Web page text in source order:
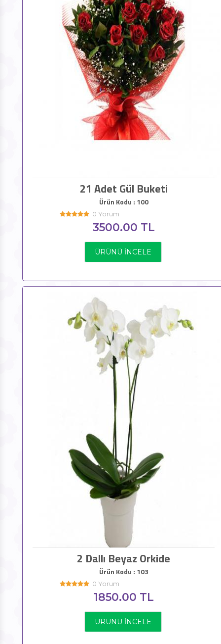
21 Adet Gül Buketi
Ürün Kodu : 100
0 Yorum
3500.00 TL
ÜRÜNÜ İNCELE
2 Dallı Beyaz Orkide
Ürün Kodu : 103
0 Yorum
1850.00 TL
ÜRÜNÜ İNCELE